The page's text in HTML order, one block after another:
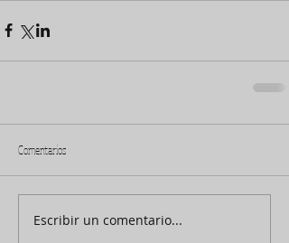
Comentarios
Escribir un comentario...